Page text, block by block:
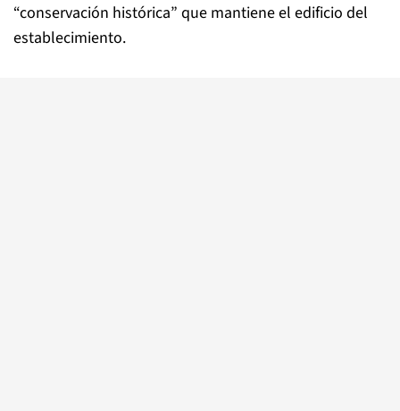
“conservación histórica” que mantiene el edificio del
establecimiento.